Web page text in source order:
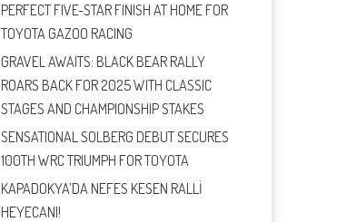
PERFECT FIVE-STAR FINISH AT HOME FOR
TOYOTA GAZOO RACING
GRAVEL AWAITS: BLACK BEAR RALLY
ROARS BACK FOR 2025 WITH CLASSIC
STAGES AND CHAMPIONSHIP STAKES
SENSATIONAL SOLBERG DEBUT SECURES
100TH WRC TRIUMPH FOR TOYOTA
KAPADOKYA’DA NEFES KESEN RALLİ
HEYECANI!